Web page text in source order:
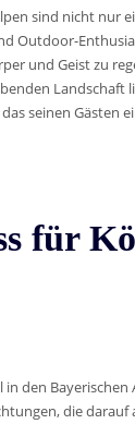
sind nicht nur
Outdoor-
und Geist zu
Landschaft
seinen Gästen
für
in den
die